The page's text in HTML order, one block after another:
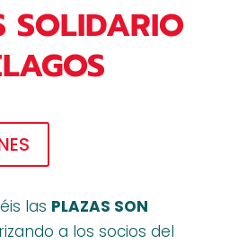
SOLIDARIO
las PLAZAS SON
a los socios del